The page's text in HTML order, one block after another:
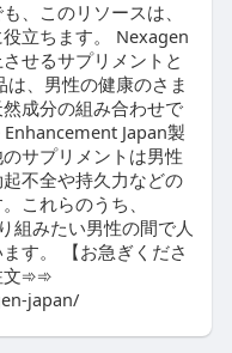
、このリソースは、
立ちます。 Nexagen
せるサプリメントと
、男性の健康のさま
成分の組み合わせで
Japan製
サプリメントは男性
不全や持久力などの
これらのうち、
組みたい男性の間で人
す。 【お急ぎくださ
文➾➾
japan/